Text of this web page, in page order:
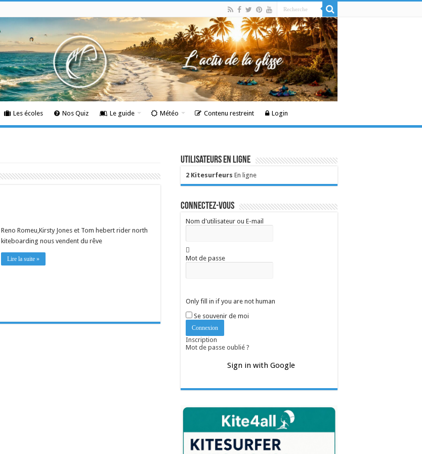
Les écoles Nos Quiz Le guide Météo Contenu restreint Login
Reno Romeu,Kirsty Jones et Tom hebert rider north
kiteboarding nous vendent du rêve
Lire la suite »
Utilisateurs en ligne
2 Kitesurfeurs En ligne
Connectez-vous
Nom d'utilisateur ou E-mail
Mot de passe
Only fill in if you are not human
Se souvenir de moi
Inscription
Mot de passe oublié ?
Sign in with Google